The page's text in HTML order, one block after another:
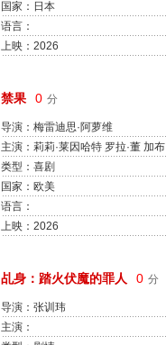
森 唐纳德·格洛弗 本·萨弗迪 科甘-
迈克尔·凯 凯文·迈克尔·理查德森
路易斯·古兹曼 伊萨·雷 格伦·鲍威
国家：日本
语言：
上映：2026
禁果 0 分
导演：梅雷迪思·阿萝维
主演：莉莉·莱因哈特 罗拉·董 加布
里埃尔·尤尼恩 维多利亚·佩德雷蒂
亚历山德拉·希普 大卫·皮纳德 奥斯
汀·鲍尔 艾玛·张伯伦 查理·亨利·拉
尔森 西德哈特·沙玛 海莉·莎莫
类型：喜剧
国家：欧美
语言：
上映：2026
乩身：踏火伏魔的罪人 0 分
导演：张训玮
主演：